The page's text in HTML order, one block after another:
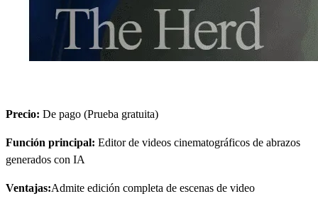
Precio: De pago (Prueba gratuita)
Función principal: Editor de videos cinematográficos de abrazos
generados con IA
Ventajas:Admite edición completa de escenas de video